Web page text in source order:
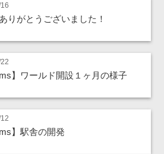
りがとうございました！
】ワールド開設１ヶ月の様子
】駅舎の開発